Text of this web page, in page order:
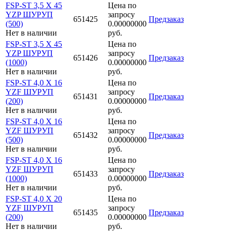
FSP-ST 3,5 X 45
YZP ШУРУП
(500)
Нет в наличии
651425
Цена по
запросу
0.00000000
руб.
Предзаказ
FSP-ST 3,5 X 45
YZP ШУРУП
(1000)
Нет в наличии
651426
Цена по
запросу
0.00000000
руб.
Предзаказ
FSP-ST 4,0 X 16
YZF ШУРУП
(200)
Нет в наличии
651431
Цена по
запросу
0.00000000
руб.
Предзаказ
FSP-ST 4,0 X 16
YZF ШУРУП
(500)
Нет в наличии
651432
Цена по
запросу
0.00000000
руб.
Предзаказ
FSP-ST 4,0 X 16
YZF ШУРУП
(1000)
Нет в наличии
651433
Цена по
запросу
0.00000000
руб.
Предзаказ
FSP-ST 4,0 X 20
YZF ШУРУП
(200)
Нет в наличии
651435
Цена по
запросу
0.00000000
руб.
Предзаказ